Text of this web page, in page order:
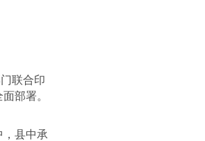
联合印
部署。
县中承